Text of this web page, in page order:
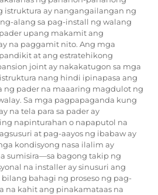
istruktura ay nangangailangan ng
alang sa pag-install ng walang
upang makamit ang
na paggamit nito. Ang mga
at ang estratehikong
joint ay nakakatugon sa mga
nang hindi ipinapasa ang
ng pader na maaaring magdulot ng
Sa mga pagpapaganda kung
na tela para sa pader ay
napinturahan o napaputol na
at pag-aayos ng ibabaw ay
kondisyong nasa ilalim ay
sumisira—sa bagong takip ng
na installer ay sinusuri ang
bahagi ng proseso ng pag-
na kahit ang pinakamataas na